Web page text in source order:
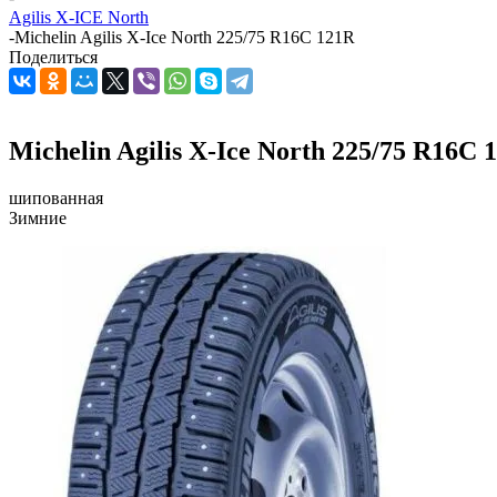
Agilis X-ICE North
-Michelin Agilis X-Ice North 225/75 R16C 121R
Поделиться
Michelin Agilis X-Ice North 225/75 R16C
шипованная
Зимние